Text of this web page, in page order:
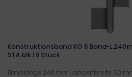
Konstruktionsband KO 8 Band-
STA blk | 6 Stück
Bandlänge 240 mm Lappenbreite 50